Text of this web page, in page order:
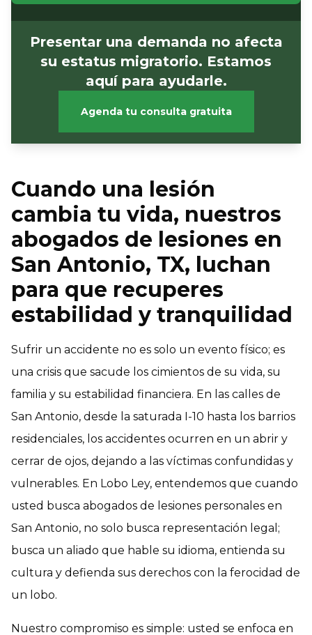
Presentar una demanda no afecta
su estatus migratorio. Estamos
aquí para ayudarle.
Agenda tu consulta gratuita
Cuando una lesión
cambia tu vida, nuestros
abogados de lesiones en
San Antonio, TX, luchan
para que recuperes
estabilidad y tranquilidad
Sufrir un accidente no es solo un evento físico; es
una crisis que sacude los cimientos de su vida, su
familia y su estabilidad financiera. En las calles de
San Antonio, desde la saturada I-10 hasta los barrios
residenciales, los accidentes ocurren en un abrir y
cerrar de ojos, dejando a las víctimas confundidas y
vulnerables. En Lobo Ley, entendemos que cuando
usted busca abogados de lesiones personales en
San Antonio, no solo busca representación legal;
busca un aliado que hable su idioma, entienda su
cultura y defienda sus derechos con la ferocidad de
un lobo.
Nuestro compromiso es simple: usted se enfoca en